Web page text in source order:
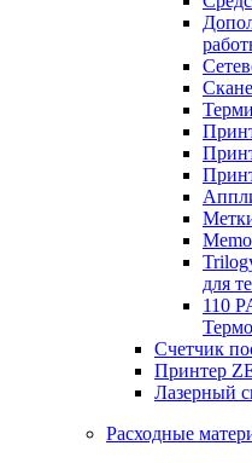
для
110
Счетчик
Принтер
Лазерный
Расходные